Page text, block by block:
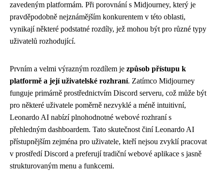
zavedeným platformám. Při porovnání s Midjourney, který je
pravděpodobně nejznámějším konkurentem v této oblasti,
vynikají některé podstatné rozdíly, jež mohou být pro různé typy
uživatelů rozhodující.
Prvním a velmi výrazným rozdílem je způsob přístupu k
platformě a její uživatelské rozhraní. Zatímco Midjourney
funguje primárně prostřednictvím Discord serveru, což může být
pro některé uživatele poměrně nezvyklé a méně intuitivní,
Leonardo AI nabízí plnohodnotné webové rozhraní s
přehledným dashboardem. Tato skutečnost činí Leonardo AI
přístupnějším zejména pro uživatele, kteří nejsou zvyklí pracovat
v prostředí Discord a preferují tradiční webové aplikace s jasně
strukturovaným menu a funkcemi.